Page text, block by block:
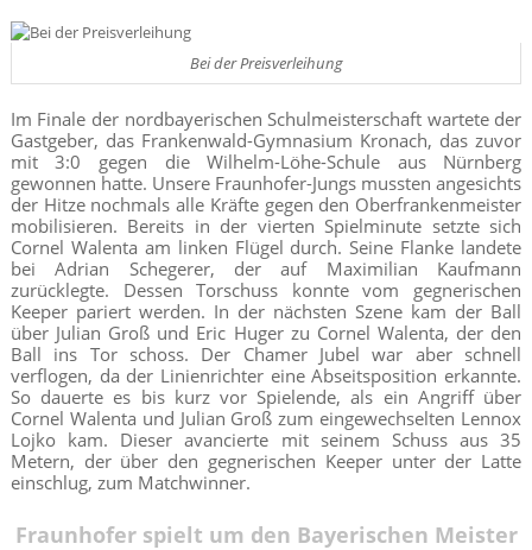
Bei der Preisverleihung
Im Finale der nordbayerischen Schulmeisterschaft wartete der
Gastgeber, das Frankenwald-Gymnasium Kronach, das zuvor
mit 3:0 gegen die Wilhelm-Löhe-Schule aus Nürnberg
gewonnen hatte. Unsere Fraunhofer-Jungs mussten angesichts
der Hitze nochmals alle Kräfte gegen den Oberfrankenmeister
mobilisieren. Bereits in der vierten Spielminute setzte sich
Cornel Walenta am linken Flügel durch. Seine Flanke landete
bei Adrian Schegerer, der auf Maximilian Kaufmann
zurücklegte. Dessen Torschuss konnte vom gegnerischen
Keeper pariert werden. In der nächsten Szene kam der Ball
über Julian Groß und Eric Huger zu Cornel Walenta, der den
Ball ins Tor schoss. Der Chamer Jubel war aber schnell
verflogen, da der Linienrichter eine Abseitsposition erkannte.
So dauerte es bis kurz vor Spielende, als ein Angriff über
Cornel Walenta und Julian Groß zum eingewechselten Lennox
Lojko kam. Dieser avancierte mit seinem Schuss aus 35
Metern, der über den gegnerischen Keeper unter der Latte
einschlug, zum Matchwinner.
Fraunhofer spielt um den Bayerischen Meister